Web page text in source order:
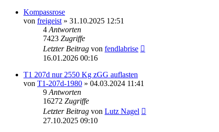
Kompassrose
von freigeist » 31.10.2025 12:51
4 Antworten
7423 Zugriffe
Letzter Beitrag von fendlabrise
16.01.2026 00:16
T1 207d nur 2550 Kg zGG auflasten
von T1-207d-1980 » 04.03.2024 11:41
9 Antworten
16272 Zugriffe
Letzter Beitrag von Lutz Nagel
27.10.2025 09:10